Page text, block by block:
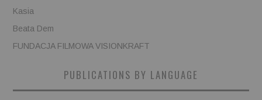
Kasia
Beata Dem
FUNDACJA FILMOWA VISIONKRAFT
PUBLICATIONS BY LANGUAGE